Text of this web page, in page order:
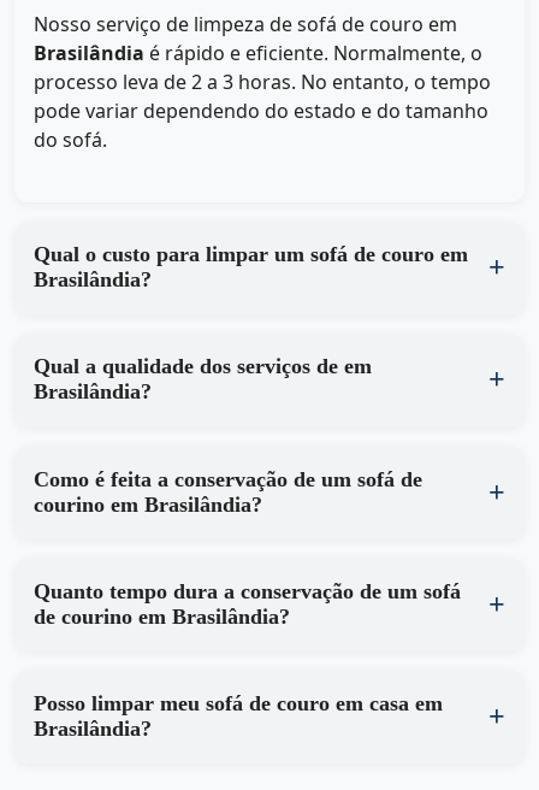
Nosso serviço de limpeza de sofá de couro em
Brasilândia é rápido e eficiente. Normalmente, o
processo leva de 2 a 3 horas. No entanto, o tempo
pode variar dependendo do estado e do tamanho
do sofá.
Qual o custo para limpar um sofá de couro em
Brasilândia?
Qual a qualidade dos serviços de em
Brasilândia?
Como é feita a conservação de um sofá de
courino em Brasilândia?
Quanto tempo dura a conservação de um sofá
de courino em Brasilândia?
Posso limpar meu sofá de couro em casa em
Brasilândia?